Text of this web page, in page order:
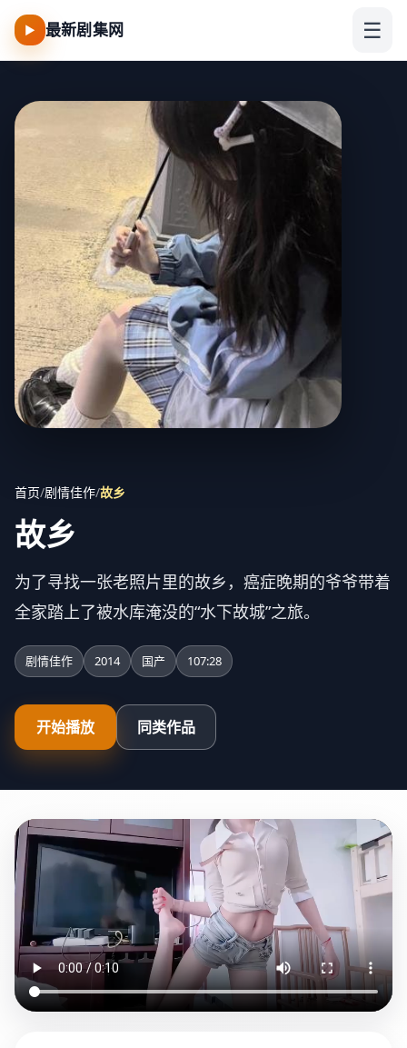
▶ 最新剧集网 ☰
首页/剧情佳作/故乡
故乡
为了寻找一张老照片里的故乡，癌症晚期的爷爷带着
全家踏上了被水库淹没的“水下故城”之旅。
剧情佳作 2014 国产 107:28
开始播放 同类作品